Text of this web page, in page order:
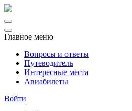
Главное меню
Вопросы и ответы
Путеводитель
Интересные места
Авиабилеты
Войти